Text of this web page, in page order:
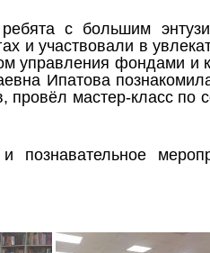
с большим
и участвовали в
управления фондами и
Ипатова
мастер-класс по
познавательное